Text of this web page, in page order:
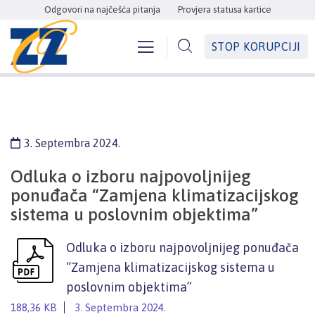
Odgovori na najčešća pitanja Provjera statusa kartice
STOP KORUPCIJI
3. Septembra 2024.
Odluka o izboru najpovoljnijeg
ponuđača “Zamjena klimatizacijskog
sistema u poslovnim objektima”
Odluka o izboru najpovoljnijeg ponuđača
“Zamjena klimatizacijskog sistema u
poslovnim objektima”
188,36 KB 3. Septembra 2024.